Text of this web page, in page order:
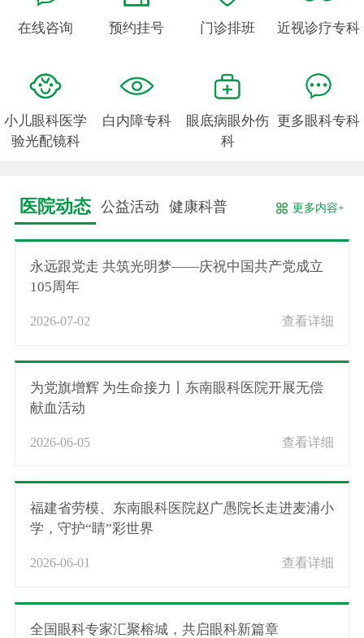
在线咨询 预约挂号 门诊排班 近视诊疗专科
小儿眼科医学
验光配镜科
白内障专科
眼底病眼外伤
科
更多眼科专科
医院动态 公益活动 健康科普 更多内容+
永远跟党走 共筑光明梦——庆祝中国共产党成立
105周年
2026-07-02 查看详细
为党旗增辉 为生命接力丨东南眼科医院开展无偿
献血活动
2026-06-05 查看详细
福建省劳模、东南眼科医院赵广愚院长走进麦浦小
学，守护“睛”彩世界
2026-06-01 查看详细
全国眼科专家汇聚榕城，共启眼科新篇章